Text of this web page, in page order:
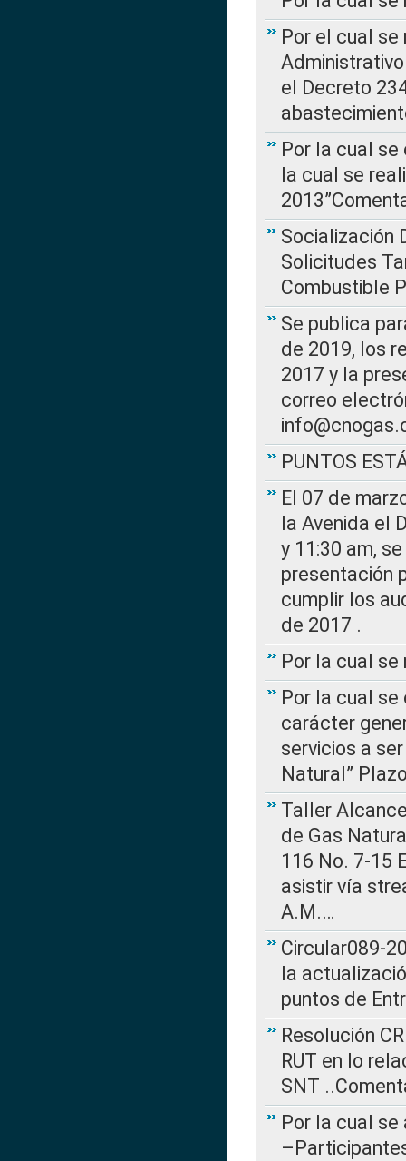
Por el cual
el Decreto
Por la cual se
la cual se
Socialización
Solicitudes
Combustible
Se publica
de 2019, los
2017 y la
correo
PUNTOS
El 07 de
la Avenida el
y 11:30 am,
presentación
cumplir los
de 2017 .
Por la cual se
Por la cual
carácter
servicios a
Natural”
Taller
de Gas
116 No. 7-15
asistir vía
A.M.…
Circular089-
la
puntos de
Resolución
RUT en lo
SNT
Por la cual se